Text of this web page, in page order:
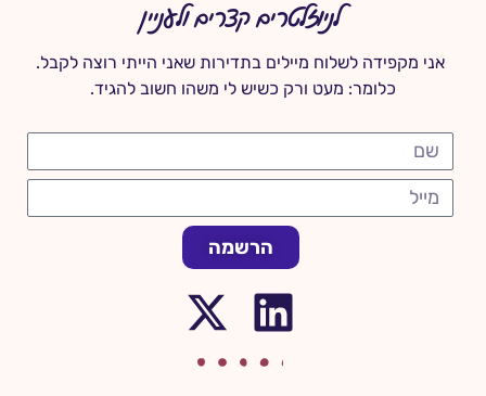
לניוזלטרים קצרים ולעניין
אני מקפידה לשלוח מיילים בתדירות שאני הייתי רוצה לקבל.
כלומר: מעט ורק כשיש לי משהו חשוב להגיד.
הרשמה